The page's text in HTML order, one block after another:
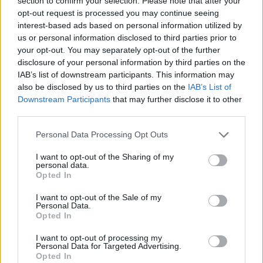
opt-out request is processed you may continue seeing
interest-based ads based on personal information utilized by
us or personal information disclosed to third parties prior to
your opt-out. You may separately opt-out of the further
disclosure of your personal information by third parties on the
IAB’s list of downstream participants. This information may
also be disclosed by us to third parties on the IAB’s List of
Downstream Participants that may further disclose it to other
Personal Data Processing Opt Outs
I want to opt-out of the Sharing of my
personal data.
Opted In
I want to opt-out of the Sale of my
Personal Data.
Opted In
I want to opt-out of processing my
Personal Data for Targeted Advertising.
Opted In
Közoktatás
Gál Luca
A felvételi rendszert a saját diákjaikra szabják - ezért
nem fogadják el a magyar diákok szakképzésben
A magyar kormány szerint "nem megfelelően járnak el", valójában
holland egyetemek a magyar diákok szakképzésben szerzett
érettségijét. Nádas Ritával, az Engame Akadémia oktatásvezetőjével
beszélgettünk.
Érettségi-felvételi
Székács Linda